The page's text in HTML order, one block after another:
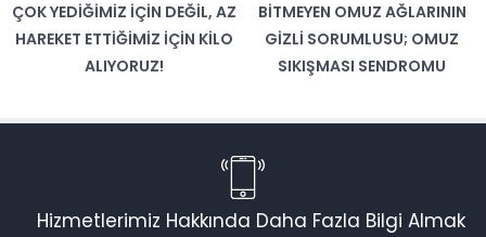
AZ
KILO
BITMEYEN OMUZ AĞLARININ
GIZLI SORUMLUSU; OMUZ
SIKIŞMASI SENDROMU
ÇOCUKLARDA ÜST
YOLU
DİKKAT!
Hizmetlerimiz Hakkında Daha Fazla Bilgi Almak